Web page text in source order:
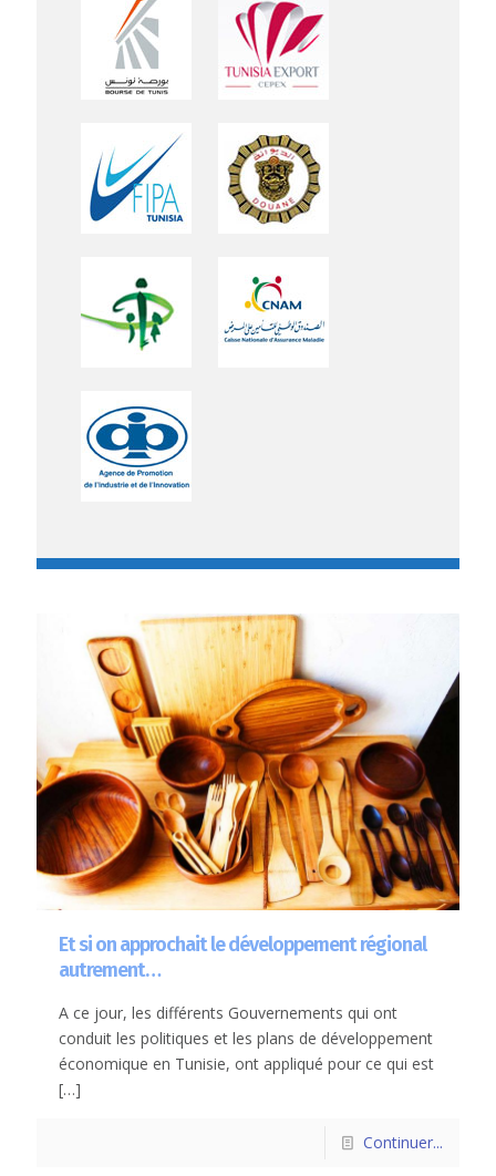
Et si on approchait le développement régional
autrement…
A ce jour, les différents Gouvernements qui ont
conduit les politiques et les plans de développement
économique en Tunisie, ont appliqué pour ce qui est
[…]
Continuer...